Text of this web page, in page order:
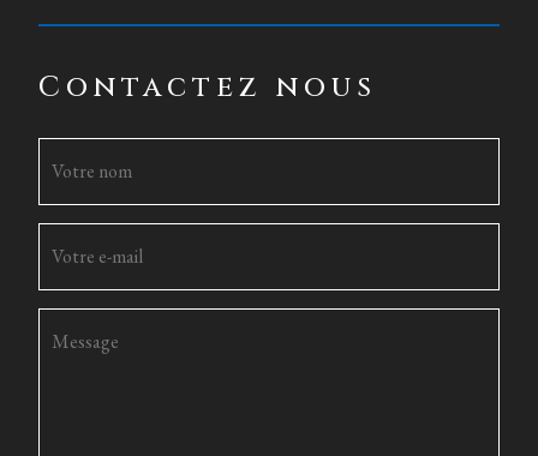
Contactez nous